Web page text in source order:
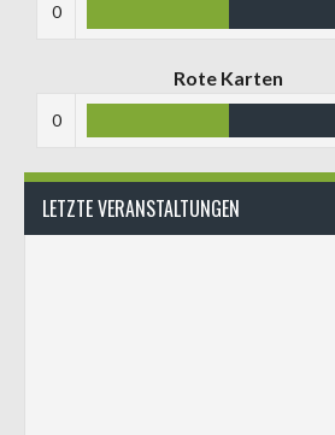
0
Rote Karten
0
LETZTE VERANSTALTUNGEN